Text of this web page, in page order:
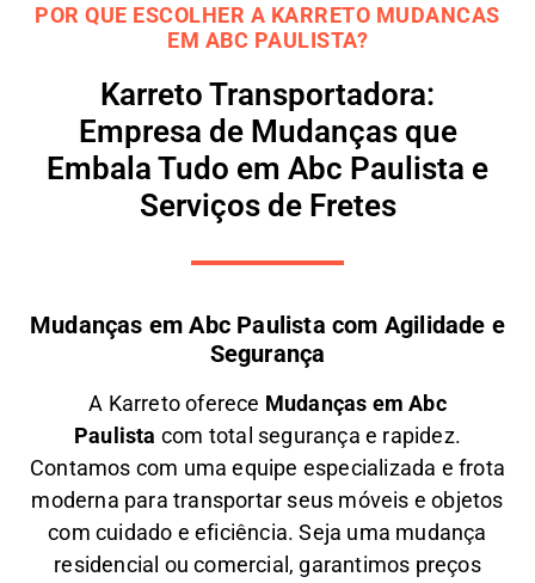
POR QUE ESCOLHER A KARRETO MUDANCAS
EM ABC PAULISTA?
Karreto Transportadora:
Empresa de Mudanças que
Embala Tudo em Abc Paulista e
Serviços de Fretes
Mudanças em Abc Paulista com Agilidade e
Segurança
A Karretooferece Mudanças emAbc
Paulista com total segurança e rapidez.
Contamos com uma equipe especializada e frota
moderna para transportar seus móveis e objetos
comcuidado e eficiência. Seja uma mudança
residencial ou comercial , garantimos preços